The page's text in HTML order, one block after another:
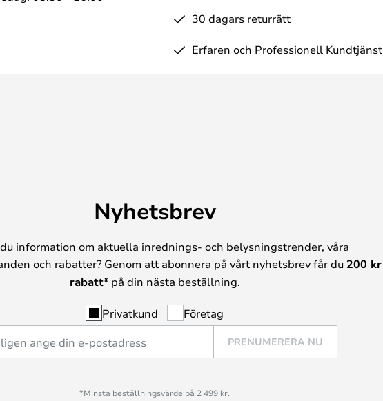
30 dagars returrätt
Erfaren och Professionell Kundtjänst
Nyhetsbrev
information om aktuella inrednings- och belysningstrender, våra
och rabatter? Genom att abonnera på vårt nyhetsbrev får du 200 kr
rabatt*på din nästa beställning.
Privatkund Företag
PRENUMERERA NU
*Minsta beställningsvärde på 2 499 kr.